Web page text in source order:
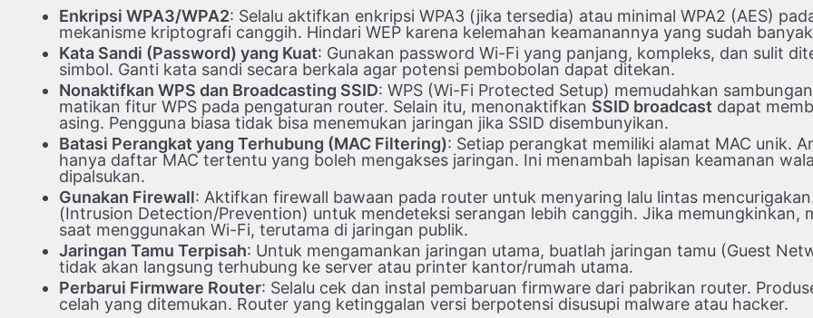
Enkripsi WPA3/WPA2: Selalu aktifkan enkripsi WPA3 (jika tersedia) atau minimal WPA2 (AES)
mekanisme kriptografi canggih. Hindari WEP karena kelemahan keamanannya yang sudah
Kata Sandi (Password) yang Kuat: Gunakan password Wi-Fi yang panjang, kompleks, dan sulit
simbol. Ganti kata sandi secara berkala agar potensi pembobolan dapat ditekan.
Nonaktifkan WPS dan Broadcasting SSID: WPS (Wi-Fi Protected Setup) memudahkan
matikan fitur WPS pada pengaturan router. Selain itu, menonaktifkan SSID broadcast dapat
asing. Pengguna biasa tidak bisa menemukan jaringan jika SSID disembunyikan.
Batasi Perangkat yang Terhubung (MAC Filtering): Setiap perangkat memiliki alamat MAC unik.
hanya daftar MAC tertentu yang boleh mengakses jaringan. Ini menambah lapisan keamanan
dipalsukan.
Gunakan Firewall: Aktifkan firewall bawaan pada router untuk menyaring lalu lintas
(Intrusion Detection/Prevention) untuk mendeteksi serangan lebih canggih. Jika memungkinkan,
saat menggunakan Wi-Fi, terutama di jaringan publik.
Jaringan Tamu Terpisah: Untuk mengamankan jaringan utama, buatlah jaringan tamu (Guest
tidak akan langsung terhubung ke server atau printer kantor/rumah utama.
Perbarui Firmware Router: Selalu cek dan instal pembaruan firmware dari pabrikan router.
celah yang ditemukan. Router yang ketinggalan versi berpotensi disusupi malware atau hacker.